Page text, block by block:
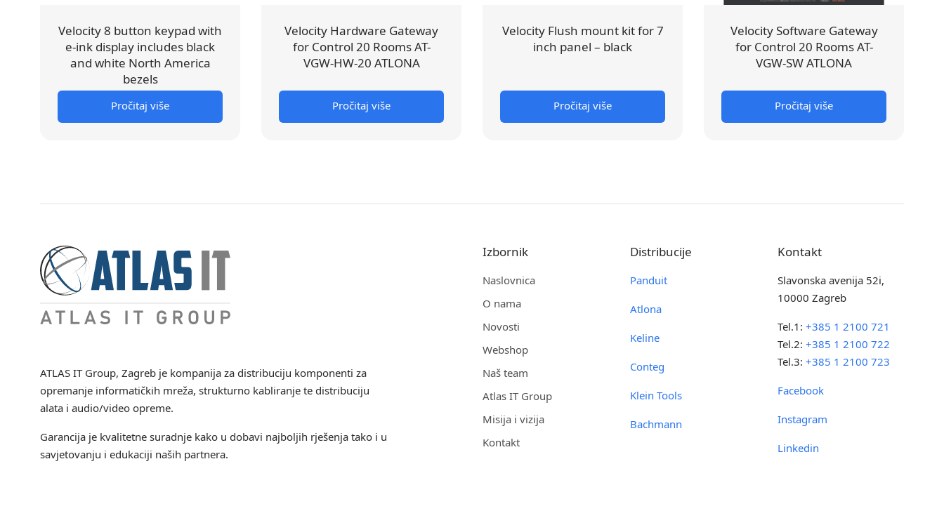
Velocity 8 button keypad with
e-ink display includes black
and white North America
bezels
Pročitaj više
Velocity Hardware Gateway
for Control 20 Rooms AT-
VGW-HW-20 ATLONA
Pročitaj više
Velocity Flush mount kit for 7
inch panel – black
Pročitaj više
Velocity Software Gateway
for Control 20 Rooms AT-
VGW-SW ATLONA
Pročitaj više
ATLAS IT Group, Zagreb je kompanija za distribuciju komponenti za
opremanje informatičkih mreža, strukturno kabliranje te distribuciju
alata i audio/video opreme.
Garancija je kvalitetne suradnje kako u dobavi najboljih rješenja tako i u
savjetovanju i edukaciji naših partnera.
Izbornik
Naslovnica
O nama
Novosti
Webshop
Naš team
Atlas IT Group
Misija i vizija
Kontakt
Distribucije
Panduit
Atlona
Keline
Conteg
Klein Tools
Bachmann
Kontakt
Slavonska avenija 52i,
10000 Zagreb
Tel.1:+385 1 2100 721
Tel.2:+385 1 2100 722
Tel.3:+385 1 2100 723
Facebook
Instagram
Linkedin